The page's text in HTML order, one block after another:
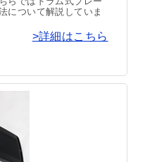
について解説していま
>詳細はこちら